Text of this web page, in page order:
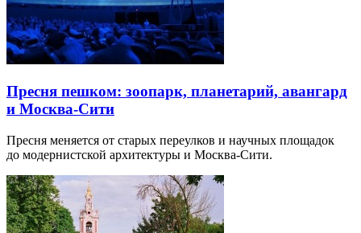
Пресня пешком: зоопарк, планетарий, авангард
и Москва-Сити
Пресня меняется от старых переулков и научных площадок
до модернистской архитектуры и Москва-Сити.